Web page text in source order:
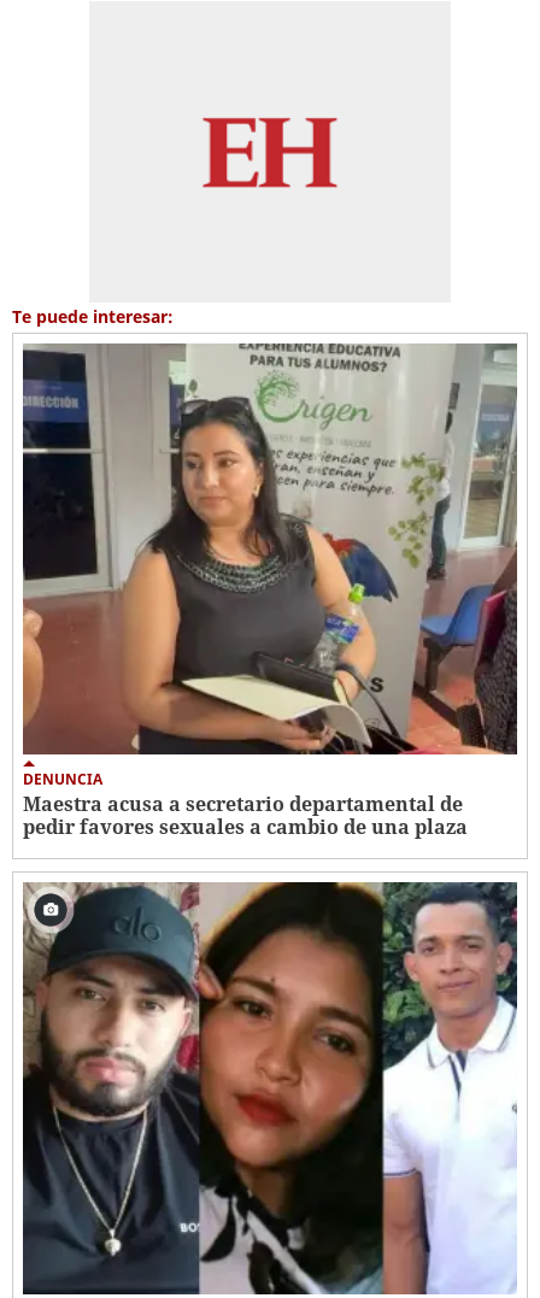
Te puede interesar:
DENUNCIA
Maestra acusa a secretario departamental de
pedir favores sexuales a cambio de una plaza